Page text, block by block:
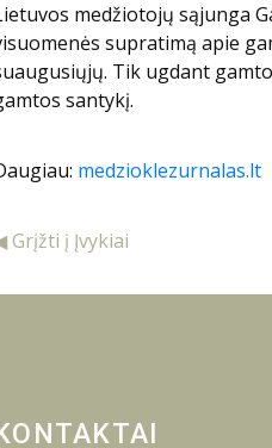
medžiotojų sąjunga
supratimą apie
Tik ugdant
santykį.
medzioklezurnalas.lt
Grįžti į Įvykiai